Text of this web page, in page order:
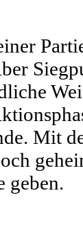
Mit
geben.